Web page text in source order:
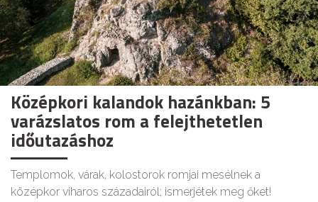
Középkori kalandok hazánkban: 5
varázslatos rom a felejthetetlen
időutazáshoz
Templomok, várak, kolostorok romjai mesélnek a
középkor viharos századairól; ismerjétek meg őket!